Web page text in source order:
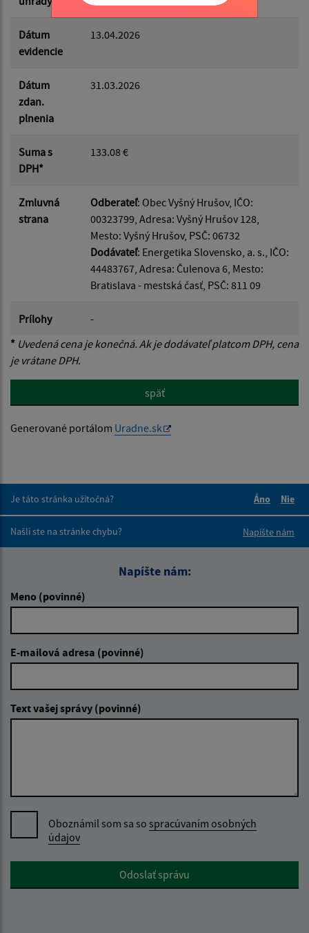
Dátum
evidencie
13.04.2026
Dátum
zdan.
plnenia
31.03.2026
Suma s
DPH*
133.08 €
Zmluvná
strana
Odberateľ: Obec Vyšný Hrušov, IČO:
00323799, Adresa: Vyšný Hrušov 128,
Mesto: Vyšný Hrušov, PSČ: 06732
Dodávateľ: Energetika Slovensko, a. s., IČO:
44483767, Adresa: Čulenova 6, Mesto:
Bratislava - mestská časť, PSČ: 811 09
Prílohy
-
* Uvedená cena je konečná. Ak je dodávateľ platcom DPH, cena
je vrátane DPH.
späť
Generované portálom Uradne.sk
Je táto stránka užitočná?
Áno
Nie
Našli ste na stránke chybu?
Napíšte nám
Napíšte nám:
Meno (povinné)
E-mailová adresa (povinné)
Text vašej správy (povinné)
Oboznámil som sa so spracúvaním osobných
údajov
Google reCaptcha ResponseOdoslať správu